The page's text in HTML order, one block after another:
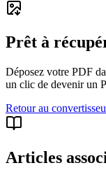
Prêt à
Déposez votre PDF
un clic de devenir un
Retour au
Articles